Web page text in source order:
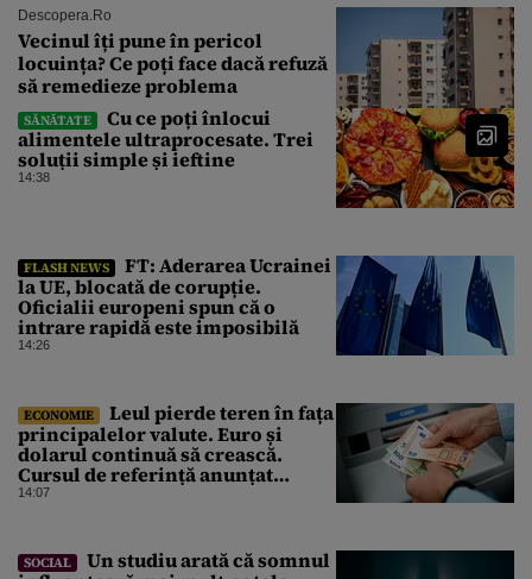
Descopera.ro
Vecinul îți pune în pericol
locuința? Ce poți face dacă refuză
să remedieze problema
SĂNĂTATE
Cu ce poți înlocui
alimentele ultraprocesate. Trei
soluții simple și ieftine
14:38
FLASH NEWS
FT: Aderarea Ucrainei
la UE, blocată de corupție.
Oficialii europeni spun că o
intrare rapidă este imposibilă
14:26
ECONOMIE
Leul pierde teren în fața
principalelor valute. Euro și
dolarul continuă să crească.
Cursul de referință anunțat
pentru vineri de BNR
14:07
SOCIAL
Un studiu arată că somnul